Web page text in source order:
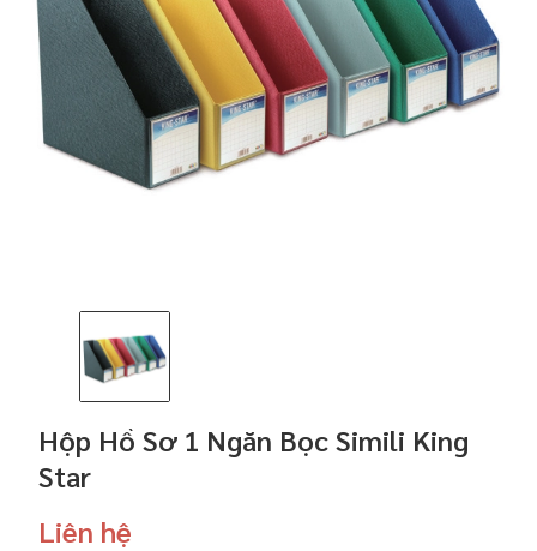
Hộp Hồ Sơ 1 Ngăn Bọc Simili King
Star
Liên hệ